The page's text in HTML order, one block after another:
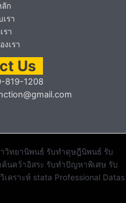
ก
เรา
รา
งเรา
Us
819-1208
วิทยานิพนธ์ รับทำดุษฎีนิพนธ์ รับ
นคว้าอิสระ รับทำปัญหาพิเศษ รับ
เคราะห์ stata Professional Datas